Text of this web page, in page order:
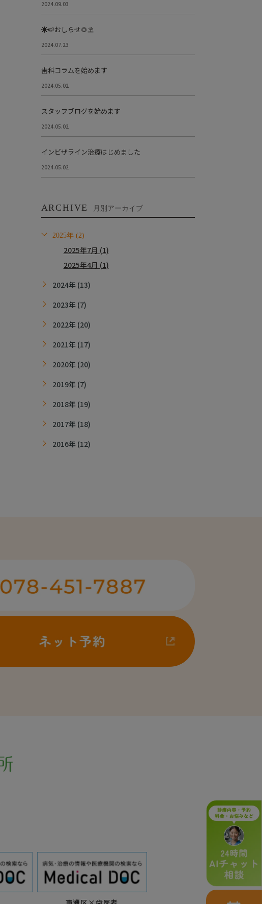
2024.09.03
☀️🍉おしらせ🌻⛱
2024.07.23
歯科コラムを始めます
2024.05.02
スタッフブログを始めます
2024.05.02
インビザライン治療はじめました
2024.05.02
ARCHIVE 月別アーカイブ
2025年 (2)
2025年7月 (1)
2025年4月 (1)
2024年 (13)
2023年 (7)
2022年 (20)
2021年 (17)
2020年 (20)
2019年 (7)
2018年 (19)
2017年 (18)
2016年 (12)